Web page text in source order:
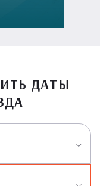
ДАТЫ